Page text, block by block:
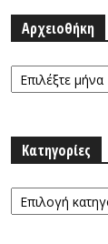
Αρχειοθήκη
Αρχειοθήκη
Κατηγορίες
Κατηγορίες